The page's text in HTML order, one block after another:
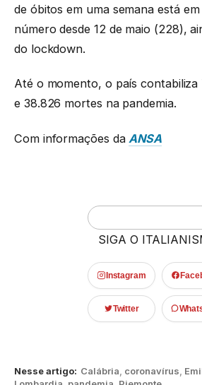
de óbitos em uma semana está
número desde 12 de maio (228),
do lockdown.
Até o momento, o país contabiliza
e 38.826 mortes na pandemia.
Com informações da ANSA
SIGA O
Instagram
Twitter
Nesse artigo: Calábria coronavírus